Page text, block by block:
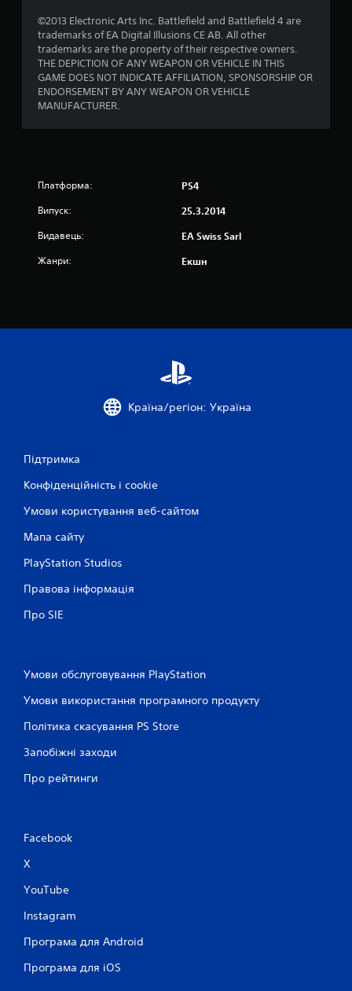
к
н
а
с
6
©2013 Electronic Arts Inc. Battlefield and Battlefield 4 are
trademarks of EA Digital Illusions CE AB. All other
trademarks are the property of their respective owners.
THE DEPICTION OF ANY WEAPON OR VEHICLE IN THIS
GAME DOES NOT INDICATE AFFILIATION, SPONSORSHIP OR
ENDORSEMENT BY ANY WEAPON OR VEHICLE
MANUFACTURER.
Платформа: PS4
Випуск: 25.3.2014
Видавець: EA Swiss Sarl
Жанри: Екшн
Країна/регіон: Україна
Підтримка
Конфіденційність і cookie
Умови користування веб-сайтом
Мапа сайту
PlayStation Studios
Правова інформація
Про SIE
Умови обслуговування PlayStation
Умови використання програмного продукту
Політика скасування PS Store
Запобіжні заходи
Про рейтинги
Facebook
X
YouTube
Instagram
Програма для Android
Програма для iOS